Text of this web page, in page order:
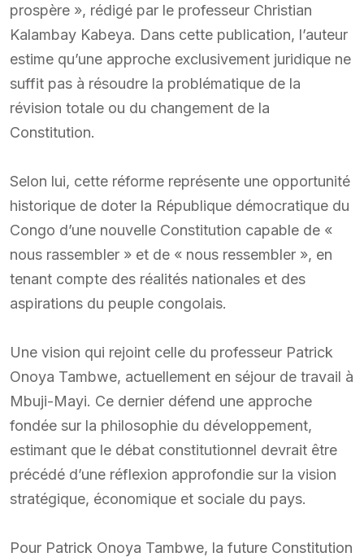
prospère », rédigé par le professeur Christian
Kalambay Kabeya. Dans cette publication, l’auteur
estime qu’une approche exclusivement juridique ne
suffit pas à résoudre la problématique de la
révision totale ou du changement de la
Constitution.
Selon lui, cette réforme représente une opportunité
historique de doter la République démocratique du
Congo d’une nouvelle Constitution capable de «
nous rassembler » et de « nous ressembler », en
tenant compte des réalités nationales et des
aspirations du peuple congolais.
Une vision qui rejoint celle du professeur Patrick
Onoya Tambwe, actuellement en séjour de travail à
Mbuji-Mayi. Ce dernier défend une approche
fondée sur la philosophie du développement,
estimant que le débat constitutionnel devrait être
précédé d’une réflexion approfondie sur la vision
stratégique, économique et sociale du pays.
Pour Patrick Onoya Tambwe, la future Constitution